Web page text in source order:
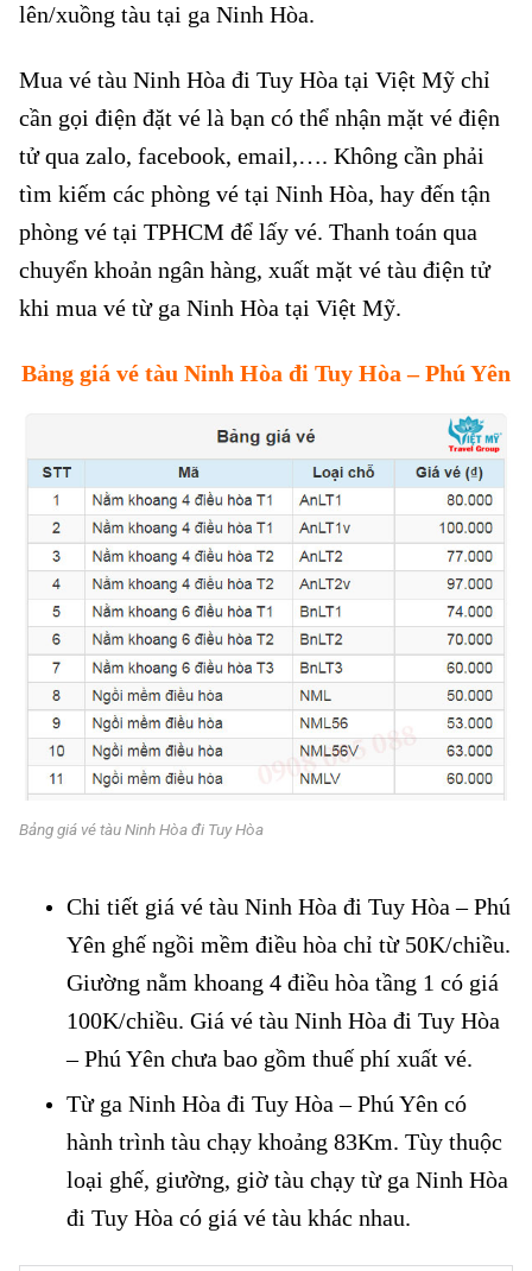
lên/xuồng tàu tại ga Ninh Hòa.
Mua vé tàu Ninh Hòa đi Tuy Hòa tại Việt Mỹ chỉ
cần gọi điện đặt vé là bạn có thể nhận mặt vé điện
tử qua zalo, facebook, email,…. Không cần phải
tìm kiếm các phòng vé tại Ninh Hòa, hay đến tận
phòng vé tại TPHCM để lấy vé. Thanh toán qua
chuyển khoản ngân hàng, xuất mặt vé tàu điện tử
khi mua vé từ ga Ninh Hòa tại Việt Mỹ.
Bảng giá vé tàu Ninh Hòa đi Tuy Hòa – Phú Yên
Bảng giá vé tàu Ninh Hòa đi Tuy Hòa
Chi tiết giá vé tàu Ninh Hòa đi Tuy Hòa – Phú
Yên ghế ngồi mềm điều hòa chỉ từ 50K/chiều.
Giường nằm khoang 4 điều hòa tầng 1 có giá
100K/chiều. Giá vé tàu Ninh Hòa đi Tuy Hòa
– Phú Yên chưa bao gồm thuế phí xuất vé.
Từ ga Ninh Hòa đi Tuy Hòa – Phú Yên có
hành trình tàu chạy khoảng 83Km. Tùy thuộc
loại ghế, giường, giờ tàu chạy từ ga Ninh Hòa
đi Tuy Hòa có giá vé tàu khác nhau.